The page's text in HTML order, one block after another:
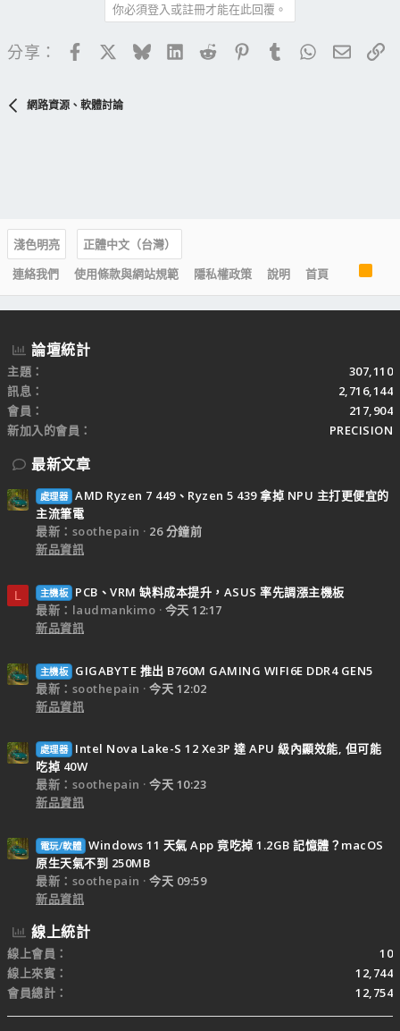
你必須登入或註冊才能在此回覆。
分享： FacebookBlueskyLinkedIn
Reddit PinterestTumblrWhatsApp
電子
網路資源、軟體討論
淺色明亮
正體中文（台灣）
連絡我們
使用條款與網站規範 隱私權政策 說明 首頁
R
S
S
論壇統計
主題
307,110
訊息
2,716,144
會員
217,904
新加入的會員
PRECISION
最新文章
處理器 AMD Ryzen 7 449、Ryzen 5 439 拿掉 NPU 主打更便宜的
主流筆電
最新：soothepain
26 分鐘前
新品資訊
L 主機板
PCB、VRM 缺料成本提升，ASUS 率先調漲主機板
最新：laudmankimo
今天 12:17
新品資訊
主機板
GIGABYTE 推出 B760M GAMING WIFI6E DDR4 GEN5
最新：soothepain
今天 12:02
新品資訊
處理器
Intel Nova Lake-S 12 Xe3P 達 APU 級內顯效能, 但可能
吃掉 40W
最新：soothepain
今天 10:23
新品資訊
電玩/軟體 Windows 11 天氣 App 竟吃掉 1.2GB 記憶體？macOS
原生天氣不到 250MB
最新：soothepain
今天 09:59
新品資訊
線上統計
線上會員
10
線上來賓
12,744
會員總計
12,754